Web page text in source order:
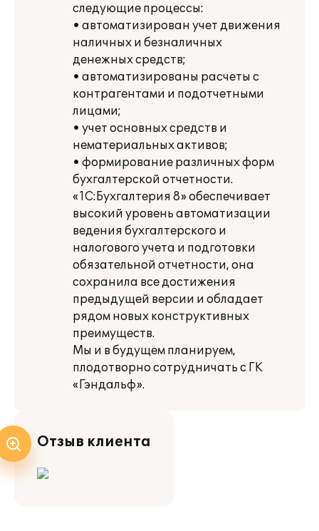
следующие процессы:
• автоматизирован учет движения
наличных и безналичных
денежных средств;
• автоматизированы расчеты с
контрагентами и подотчетными
лицами;
• учет основных средств и
нематериальных активов;
• формирование различных форм
бухгалтерской отчетности.
«1С:Бухгалтерия 8» обеспечивает
высокий уровень автоматизации
ведения бухгалтерского и
налогового учета и подготовки
обязательной отчетности, она
сохранила все достижения
предыдущей версии и обладает
рядом новых конструктивных
преимуществ.
Мы и в будущем планируем,
плодотворно сотрудничать с ГК
«Гэндальф».
Отзыв клиента